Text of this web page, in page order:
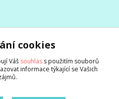
cookies
Váš souhlas s použitím souborů
informace týkající se Vašich